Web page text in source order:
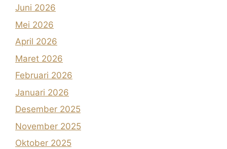
Juni 2026
Mei 2026
April 2026
Maret 2026
Februari 2026
Januari 2026
Desember 2025
November 2025
Oktober 2025